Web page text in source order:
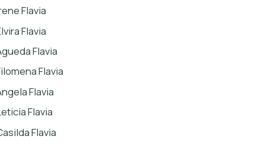
Flavia
Flavia
Flavia
Flavia
Flavia
Flavia
Flavia